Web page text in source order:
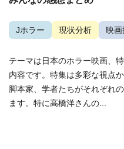
Jホラー 現状分析 映画
テーマは日本のホラー映画、
内容です。特集は多彩な視点
脚本家、学者たちがそれぞれ
ます。特に高橋洋さんの...